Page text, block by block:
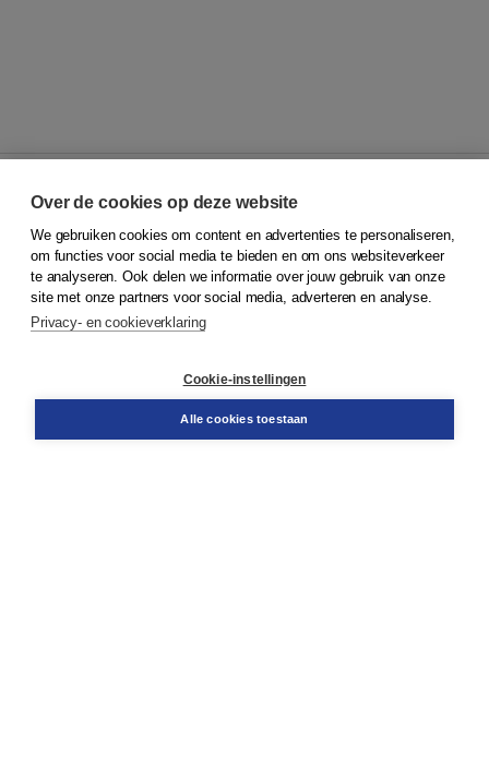
© 2026Koninklijke Boom uitgevers
Klantenservice
Service & informatie
Contact
Over de cookies op deze website
We gebruiken cookies om content en advertenties te personaliseren,
om functies voor social media te bieden en om ons websiteverkeer
te analyseren. Ook delen we informatie over jouw gebruik van onze
site met onze partners voor social media, adverteren en analyse.
Privacy- en cookieverklaring
Cookie-instellingen
Alle cookies toestaan